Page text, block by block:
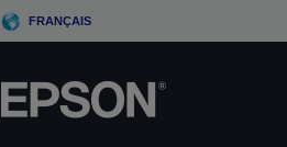
FRANÇAIS